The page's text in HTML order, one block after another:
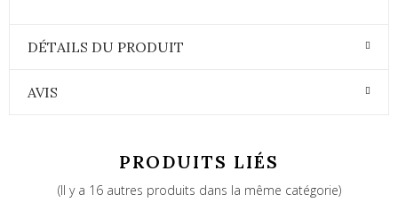
DÉTAILS DU PRODUIT
AVIS
PRODUITS LIÉS
(Il y a 16 autres produits dans la même catégorie)